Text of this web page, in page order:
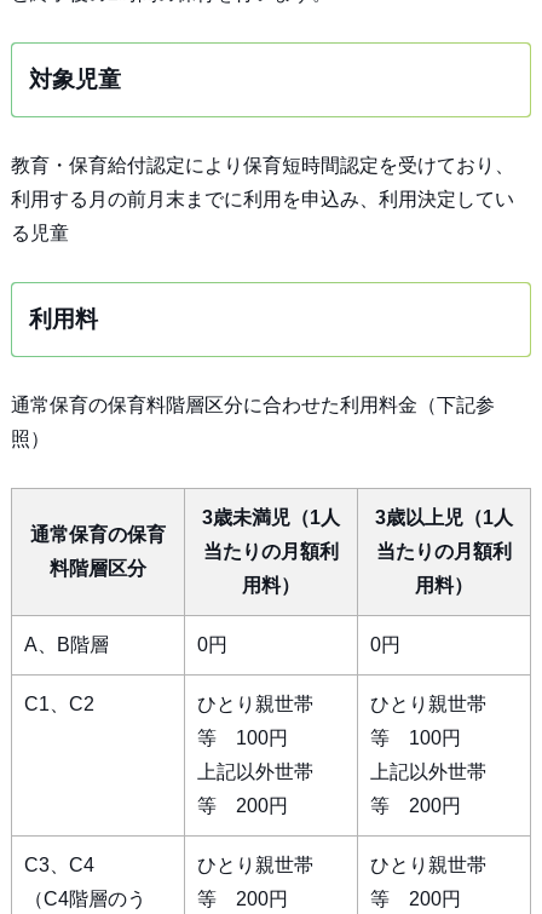
対象児童
教育・保育給付認定により保育短時間認定を受けており、
利用する月の前月末までに利用を申込み、利用決定してい
る児童
利用料
通常保育の保育料階層区分に合わせた利用料金（下記参
照）
通常保育の保育
料階層区分
3歳未満児（1人
当たりの月額利
用料）
3歳以上児（1人
当たりの月額利
用料）
A、B階層 0円 0円
C1、C2
ひとり親世帯
等 100円
上記以外世帯
等 200円
ひとり親世帯
等 100円
上記以外世帯
等 200円
C3、C4
（C4階層のう
ひとり親世帯
等 200円
ひとり親世帯
等 200円